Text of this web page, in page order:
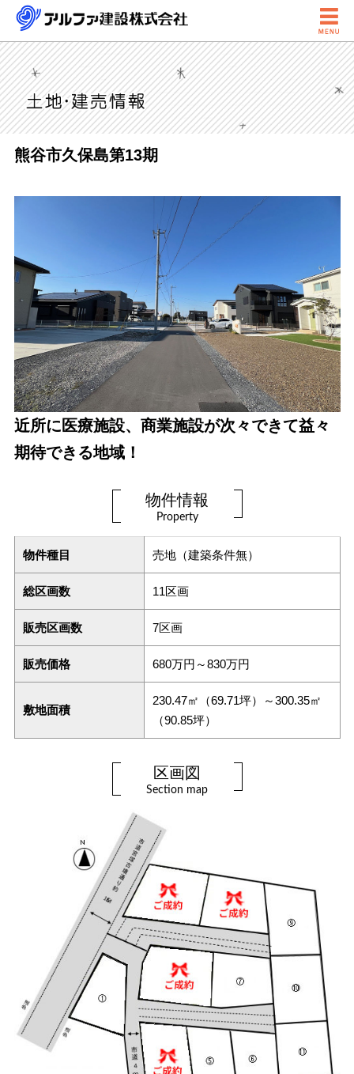

熊谷市久保島第13期
近所に医療施設、商業施設が次々できて益々
期待できる地域！
物件情報
Property
物件種目 売地（建築条件無）
総区画数 11区画
販売区画数 7区画
販売価格 680万円～830万円
敷地面積
230.47㎡（69.71坪）～300.35㎡
（90.85坪）
区画図
Section map